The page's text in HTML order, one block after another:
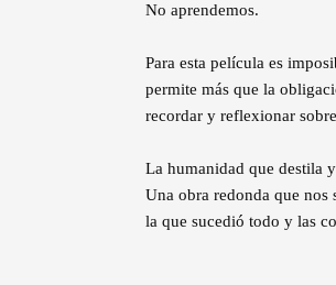
No aprendemos.
Para esta película es
permite más que la
recordar y reflexionar
La humanidad que destila
Una obra redonda que
la que sucedió todo y las